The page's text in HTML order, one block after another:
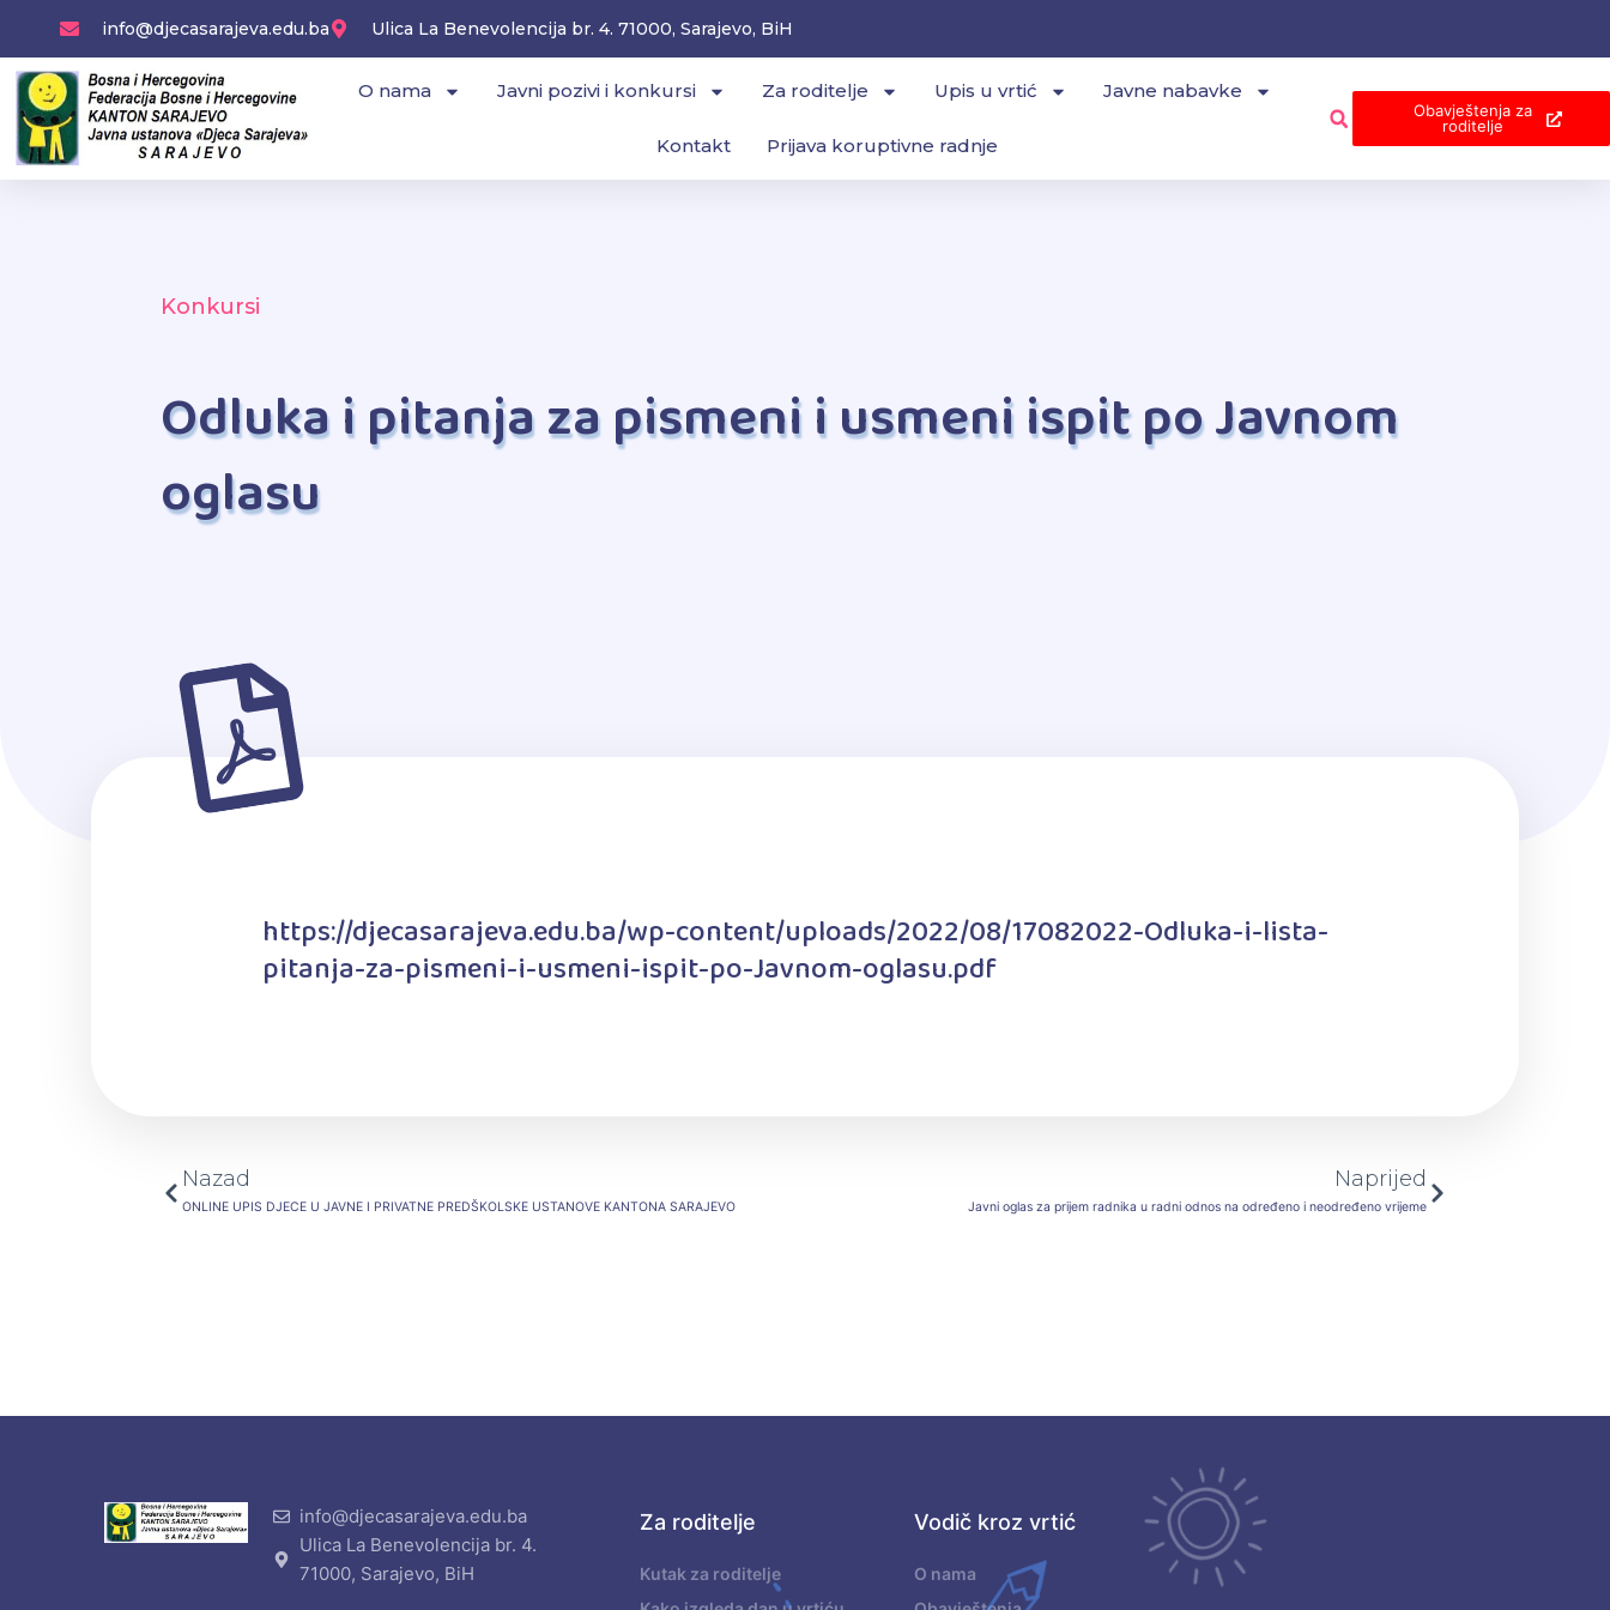
content
info@djecasarajeva.edu.ba Ulica La Benevolencija br. 4. 71000, Sarajevo, BiH
O nama Javni pozivi i konkursi Za roditelje Upis u vrtić Javne nabavke
Kontakt Prijava koruptivne radnje
Obavještenja za
roditelje
Konkursi
Odluka i pitanja za pismeni i usmeni ispit po Javnom
oglasu
https://djecasarajeva.edu.ba/wp-content/uploads/2022/08/17082022-Odluka-i-lista-
pitanja-za-pismeni-i-usmeni-ispit-po-Javnom-oglasu.pdf
Prev
Nazad
ONLINE UPIS DJECE U JAVNE I PRIVATNE PREDŠKOLSKE USTANOVE KANTONA SARAJEVO
Naprijed
Javni oglas za prijem radnika u radni odnos na određeno i neodređeno vrijeme
Next
info@djecasarajeva.edu.ba
Ulica La Benevolencija br. 4.
71000, Sarajevo, BiH
Za roditelje
Kutak za roditelje
Vodič kroz vrtić
O nama